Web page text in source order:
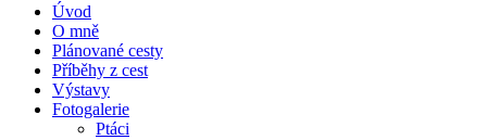
Úvod
O mně
Plánované cesty
Příběhy z cest
Výstavy
Fotogalerie
Ptáci